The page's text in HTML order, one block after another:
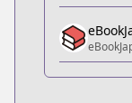
Anime-
https://